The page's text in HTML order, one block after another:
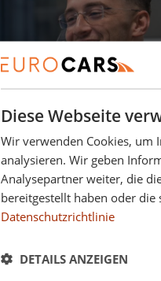
Diese Webseite
Wir verwenden Cookies, um
analysieren. Wir geben
Analysepartner weiter, die
bereitgestellt haben oder
Datenschutzrichtlinie
DETAILS ANZEIGEN